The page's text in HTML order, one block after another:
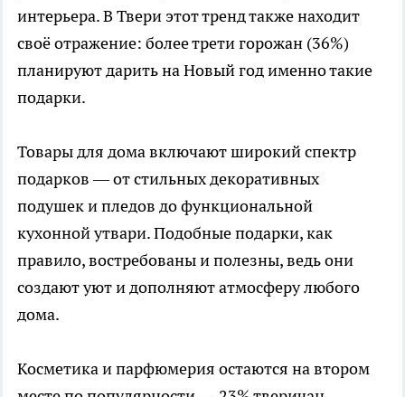
интерьера. В Твери этот тренд также находит
своё отражение: более трети горожан (36%)
планируют дарить на Новый год именно такие
подарки.
Товары для дома включают широкий спектр
подарков — от стильных декоративных
подушек и пледов до функциональной
кухонной утвари. Подобные подарки, как
правило, востребованы и полезны, ведь они
создают уют и дополняют атмосферу любого
дома.
Косметика и парфюмерия остаются на втором